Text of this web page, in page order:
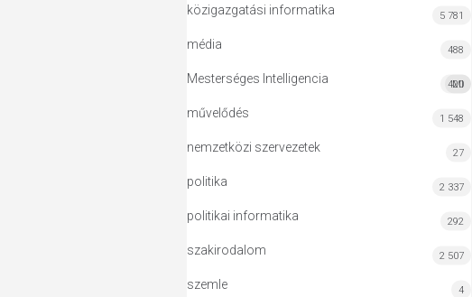
közigazgatási informatika 5 781
média 488
Mesterséges Intelligencia MI
420
művelődés 1 548
nemzetközi szervezetek 27
politika 2 337
politikai informatika 292
szakirodalom 2 507
szemle 4